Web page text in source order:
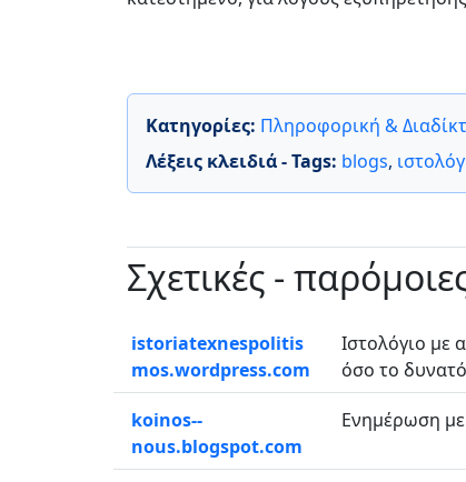
Κατηγορίες: Πληροφορική &
Λέξεις κλειδιά - Tags: blogs,
Σχετικές -
istoriatexnespolitis
mos.wordpress.com
Ιστολόγιο με
όσο το
koinos--
nous.blogspot.com
Ενημέρωση